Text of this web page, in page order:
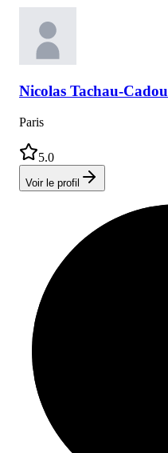
Nicolas Tachau-Cadou
Paris
5.0
Voir le profil